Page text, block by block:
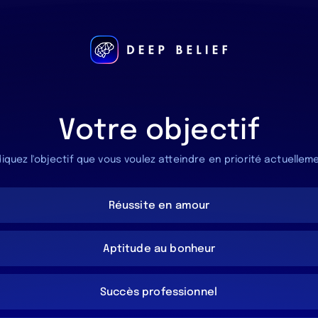
Votre objectif
l'objectif que vous voulez atteindre en priorité
Réussite en amour
Aptitude au bonheur
Succès professionnel